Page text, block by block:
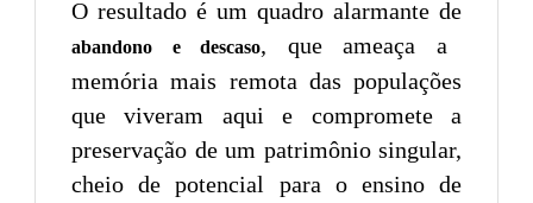
O resultado é um quadro alarmante de
abandono e descaso, que ameaça a
memória mais remota das populações
que viveram aqui e compromete a
preservação de um patrimônio singular,
cheio de potencial para o ensino de